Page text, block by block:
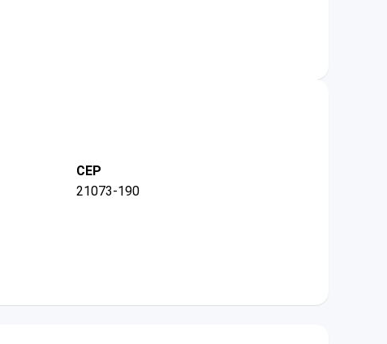
CEP
21073-190